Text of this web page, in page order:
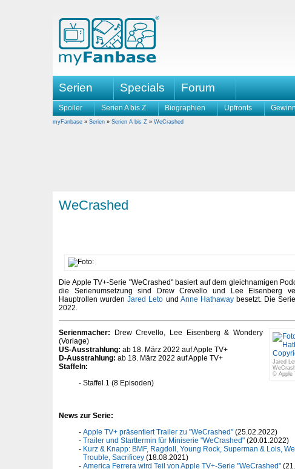
Serien Specials Forum
Spoiler Serien A bis Z Biographien Upfronts
myFanbase » Serien » Serien A bis Z » WeCrashed
WeCrashed
Die Apple TV+-Serie "WeCrashed" basiert auf dem gleichnamigen
die Serienumsetzung sind Drew Crevello und Lee Eisenberg
Hauptrollen wurdenJared Leto und Anne Hathawaybesetzt. Die
2022.
Jared
© Apple
Serienmacher: Drew Crevello, Lee Eisenberg & Wondery
(Vorlage)
US-Ausstrahlung: ab 18. März 2022 auf Apple TV+
D-Ausstrahlung: ab 18. März 2022 auf Apple TV+
Staffeln:
Staffel 1 (8 Episoden)
News zur Serie:
Apple TV+ präsentiert Trailer zu "WeCrashed" (25.02.2022)
Trailer und Starttermin für Miniserie "WeCrashed" (20.01.2022)
Kurz & Knapp: BMF, Ragdoll, Young Rock, Superman & Lois,
Trouble, Sacrificey (18.08.2021)
America Ferrera wird Teil von Apple TV+-Serie "WeCrashed"